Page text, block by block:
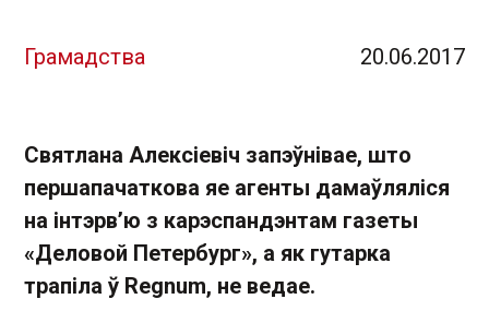
Грамадства 20.06.2017
Святлана Алексіевіч запэўнівае, што
першапачаткова яе агенты дамаўляліся
на інтэрв’ю з карэспандэнтам газеты
«Деловой Петербург», а як гутарка
трапіла ў Regnum, не ведае.